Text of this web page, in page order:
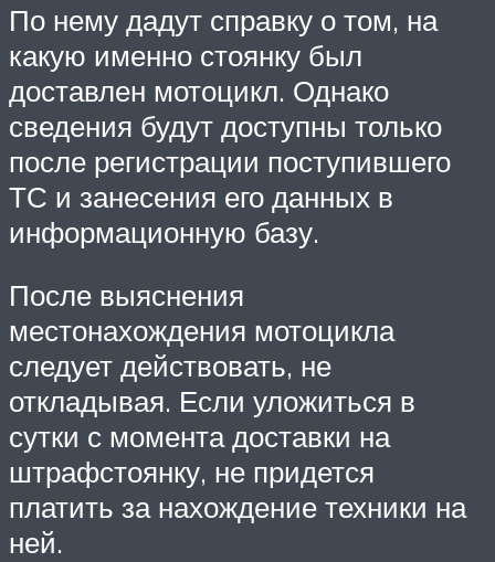
По нему дадут справку о том, на
какую именно стоянку был
доставлен мотоцикл. Однако
сведения будут доступны только
после регистрации поступившего
ТС и занесения его данных в
информационную базу.
После выяснения
местонахождения мотоцикла
следует действовать, не
откладывая. Если уложиться в
сутки с момента доставки на
штрафстоянку, не придется
платить за нахождение техники на
ней.